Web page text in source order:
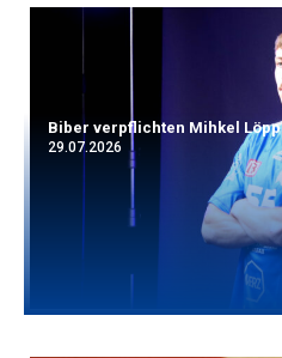
Biber verpflichten Mihkel Löpp
29.07.2026